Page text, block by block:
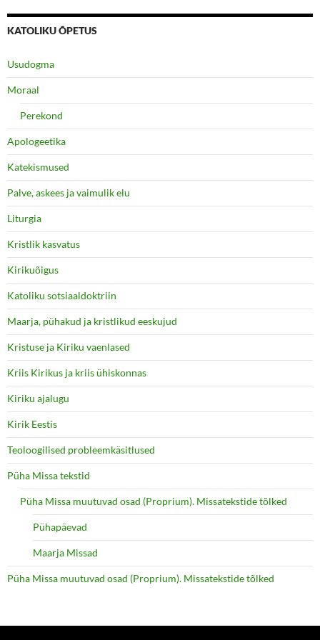
KATOLIKU ÕPETUS
Usudogma
Moraal
Perekond
Apologeetika
Katekismused
Palve, askees ja vaimulik elu
Liturgia
Kristlik kasvatus
Kirikuõigus
Katoliku sotsiaaldoktriin
Maarja, pühakud ja kristlikud eeskujud
Kristuse ja Kiriku vaenlased
Kriis Kirikus ja kriis ühiskonnas
Kiriku ajalugu
Kirik Eestis
Teoloogilised probleemkäsitlused
Püha Missa tekstid
Püha Missa muutuvad osad (Proprium). Missatekstide tõlked
Pühapäevad
Maarja Missad
Püha Missa muutuvad osad (Proprium). Missatekstide tõlked